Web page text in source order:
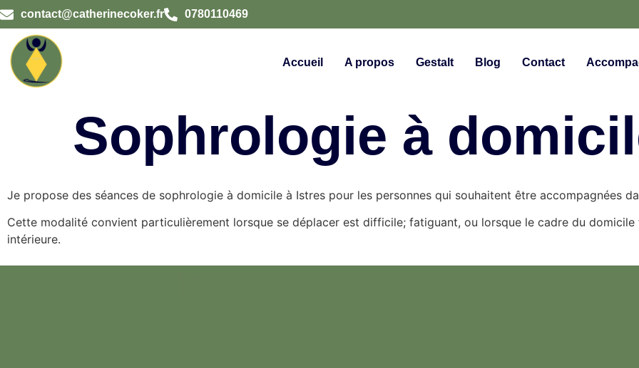
contact@catherinecoker.fr 0780110469
Accueil A propos Gestalt Blog Contact
Sophrologie à
Je propose des séances de sophrologie à domicile à Istres pour les personnes qui souhaitent être accompagnées
Cette modalité convient particulièrement lorsque se déplacer est difficile; fatiguant, ou lorsque le cadre du
intérieure.